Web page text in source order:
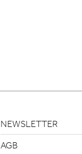
NEWSLETTER
AGB